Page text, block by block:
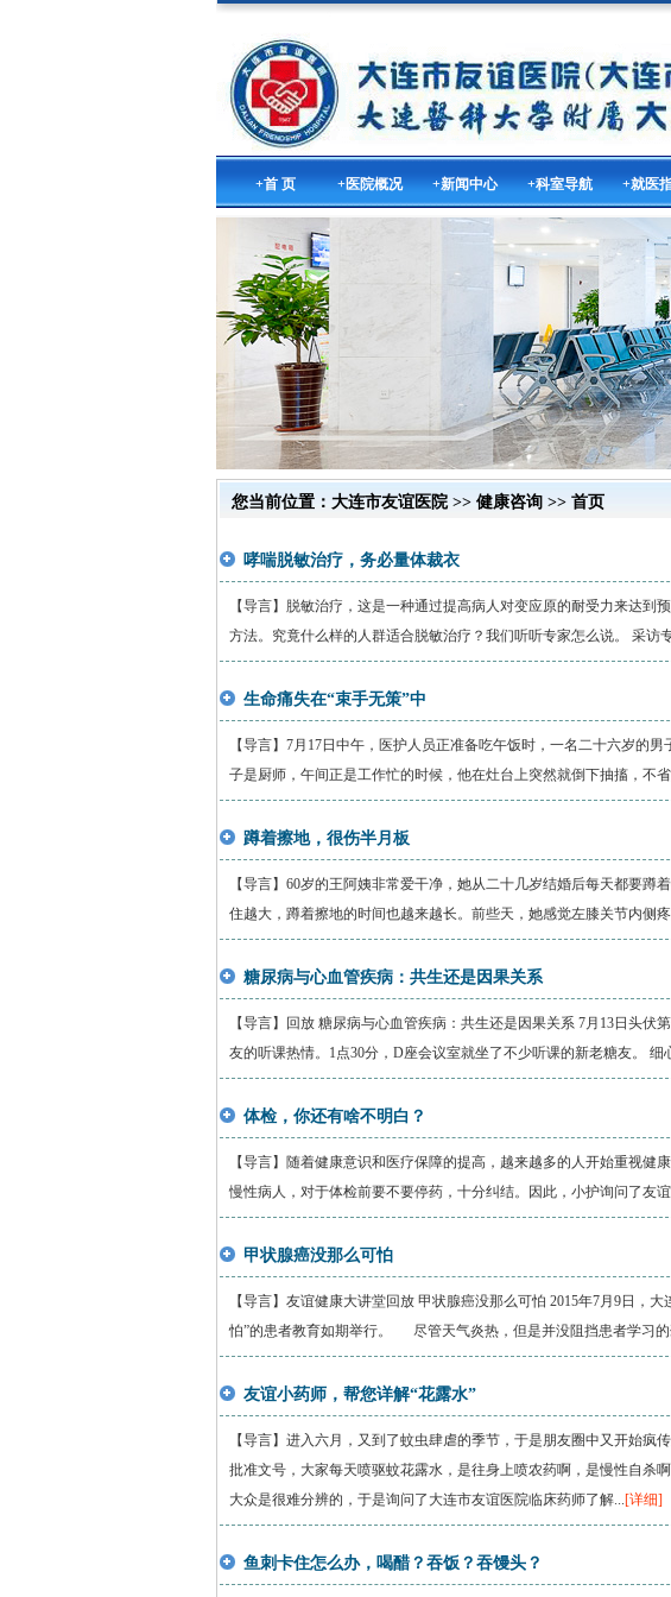
+首 页 +医院概况 +新闻中心 +科室导航 +就医
您当前位置： 大连市友谊医院>> 健康咨询 >> 首页
哮喘脱敏治疗，务必量体裁衣
【导言】脱敏治疗，这是一种通过提高病人对变应原的耐受力来达到
方法。究竟什么样的人群适合脱敏治疗？我们听听专家怎么说。 采
生命痛失在“束手无策”中
【导言】7月17日中午，医护人员正准备吃午饭时，一名二十六岁的
子是厨师，午间正是工作忙的时候，他在灶台上突然就倒下抽搐，不
蹲着擦地，很伤半月板
【导言】60岁的王阿姨非常爱干净，她从二十几岁结婚后每天都要
住越大，蹲着擦地的时间也越来越长。前些天，她感觉左膝关节内侧
糖尿病与心血管疾病：共生还是因果关系
【导言】回放 糖尿病与心血管疾病：共生还是因果关系 7月13日头
友的听课热情。1点30分，D座会议室就坐了不少听课的新老糖友。 细
体检，你还有啥不明白？
【导言】随着健康意识和医疗保障的提高，越来越多的人开始重视健
慢性病人，对于体检前要不要停药，十分纠结。因此，小护询问了友
甲状腺癌没那么可怕
【导言】友谊健康大讲堂回放 甲状腺癌没那么可怕 2015年7月9日，
怕”的患者教育如期举行。 尽管天气炎热，但是并没阻挡患者学习的
友谊小药师，帮您详解“花露水”
【导言】进入六月，又到了蚊虫肆虐的季节，于是朋友圈中又开始疯
批准文号，大家每天喷驱蚊花露水，是往身上喷农药啊，是慢性自杀
大众是很难分辨的，于是询问了大连市友谊医院临床药师了解...[详细]
鱼刺卡住怎么办，喝醋？吞饭？吞馒头？